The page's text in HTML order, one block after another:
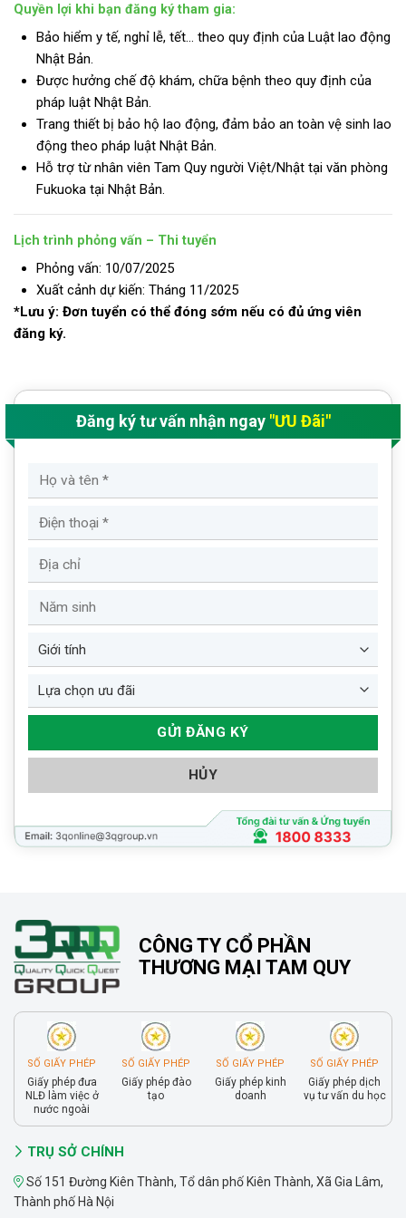
Quyền lợi khi bạn đăng ký tham gia:
Bảo hiểm y tế, nghỉ lễ, tết… theo quy định của Luật lao động
Nhật Bản.
Được hưởng chế độ khám, chữa bệnh theo quy định của
pháp luật Nhật Bản.
Trang thiết bị bảo hộ lao động, đảm bảo an toàn vệ sinh lao
động theo pháp luật Nhật Bản.
Hỗ trợ từ nhân viên Tam Quy người Việt/Nhật tại văn phòng
Fukuoka tại Nhật Bản.
Lịch trình phỏng vấn – Thi tuyển
Phỏng vấn: 10/07/2025
Xuất cảnh dự kiến: Tháng 11/2025
*Lưu ý: Đơn tuyển có thể đóng sớm nếu có đủ ứng viên
đăng ký.
Đăng ký tư vấn nhận ngay "ƯU Đãi"
HỦY
CÔNG TY CỔ PHẦN
THƯƠNG MẠI TAM QUY
SỐ GIẤY PHÉP
Giấy phép đưa
NLĐ làm việc ở
nước ngoài
SỐ GIẤY PHÉP
Giấy phép đào
tạo
SỐ GIẤY PHÉP
Giấy phép kinh
doanh
SỐ GIẤY PHÉP
Giấy phép dịch
vụ tư vấn du học
TRỤ SỞ CHÍNH
Số 151 Đường Kiên Thành, Tổ dân phố Kiên Thành, Xã Gia Lâm,
Thành phố Hà Nội